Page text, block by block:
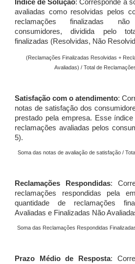
Índice de Solução: Corresponde à
avaliadas como resolvidas pelos
reclamações finalizadas
consumidores, dividida pelo
finalizadas (Resolvidas, Não
(Reclamações Finalizadas Resolvidas +
Avaliadas) / Total de
Satisfação com o atendimento:
notas de satisfação dos
prestado pela empresa. Esse
reclamações avaliadas pelos
5).
Soma das notas de avaliação de satisfação /
Reclamações Respondidas:
reclamações respondidas pela
quantidade de reclamações
Avaliadas e Finalizadas Não
Soma das Reclamações Respondidas
Prazo Médio de Resposta: